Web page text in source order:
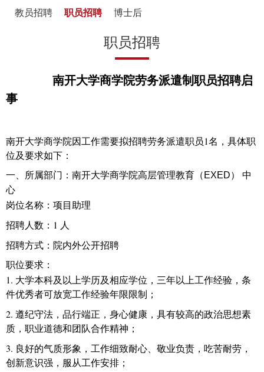
教员招聘 职员招聘 博士后
职员招聘
南开大学商学院劳务派遣制职员招聘启
事
南开大学商学院因工作需要拟招聘劳务派遣职员1名，具体职
位及要求如下：
一、所属部门：南开大学商学院高层管理教育（ EXED） 中
心
岗位名称：项目助理
招聘人数： 1 人
招聘方式：院内外公开招聘
职位要求：
1. 大学本科及以上学历及相应学位，三年以上工作经验，条
件优秀者可放宽工作经验年限限制；
2. 遵纪守法，品行端正，身心健康，具有较高的政治思想素
质，职业道德和团队合作精神；
3. 良好的气质形象，工作细致耐心、敬业负责，吃苦耐劳，
创新意识强，服从工作安排；